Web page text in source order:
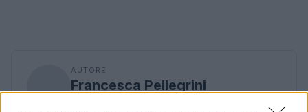
AUTORE
Francesca Pellegrini